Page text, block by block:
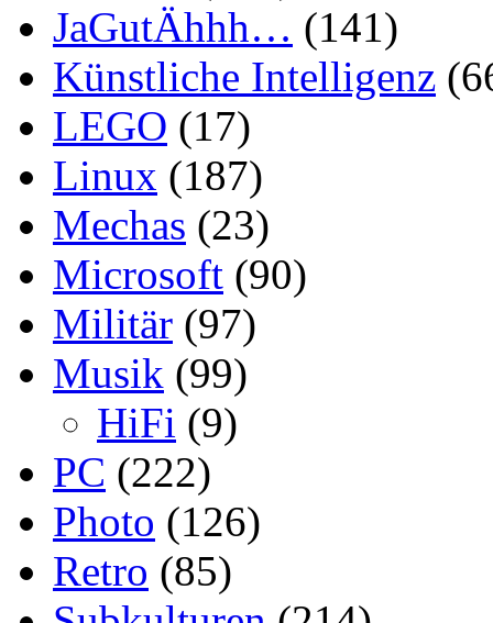
JaGutÄhhh… (141)
Künstliche Intelligenz
LEGO (17)
Linux (187)
Mechas (23)
Microsoft (90)
Militär (97)
Musik (99)
HiFi (9)
PC (222)
Photo (126)
Retro (85)